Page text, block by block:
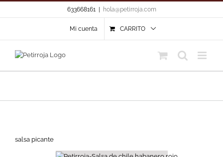
633668161 hola@petirroja.com
Mi cuenta CARRITO
salsa picante